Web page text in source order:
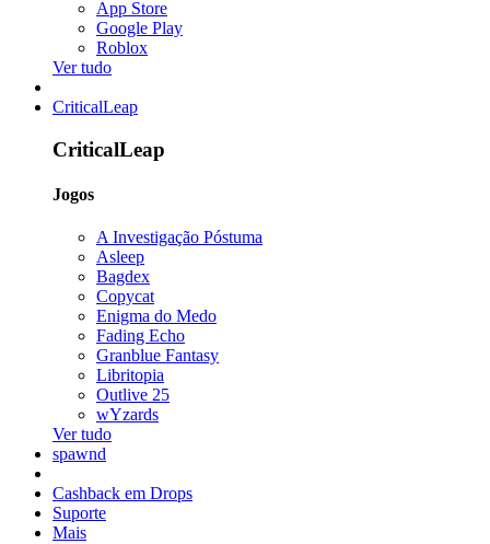
App Store
Google Play
Roblox
Ver tudo
CriticalLeap
CriticalLeap
Jogos
A Investigação Póstuma
Asleep
Bagdex
Copycat
Enigma do Medo
Fading Echo
Granblue Fantasy
Libritopia
Outlive 25
wYzards
Ver tudo
spawnd
Cashback em Drops
Suporte
Mais